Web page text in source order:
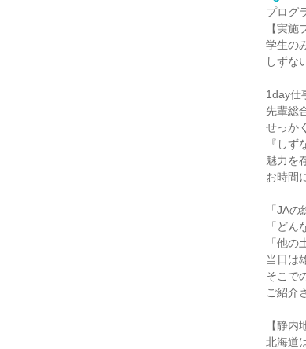
プログ
【実施
学生の
しずな
1day仕
先輩総
せっか
『し
魅力を
お時間
「JA
「ど
「他
当日は
そこで
ご紹介
【静内
北海道